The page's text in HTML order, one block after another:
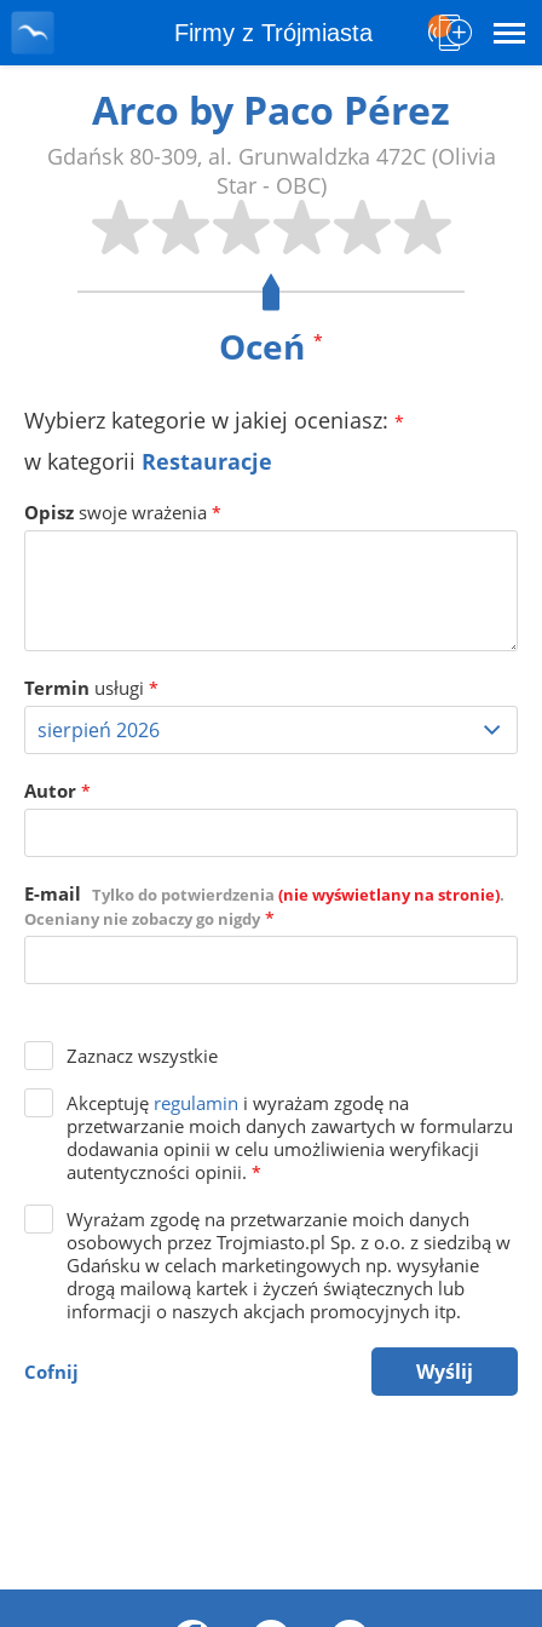
Firmy z Trójmiasta
Arco by Paco Pérez
Gdańsk 80-309, al. Grunwaldzka 472C (Olivia
Star - OBC)
Oceń *
Wybierz kategorie w jakiej oceniasz: *
w kategorii Restauracje
Opisz swoje wrażenia *
Termin usługi *
Autor *
E-mail Tylko do potwierdzenia (nie wyświetlany na stronie).
Oceniany nie zobaczy go nigdy *
Zaznacz wszystkie
Akceptuję regulamin i wyrażam zgodę na
przetwarzanie moich danych zawartych w formularzu
dodawania opinii w celu umożliwienia weryfikacji
autentyczności opinii. *
Wyrażam zgodę na przetwarzanie moich danych
osobowych przez Trojmiasto.pl Sp. z o.o. z siedzibą w
Gdańsku w celach marketingowych np. wysyłanie
drogą mailową kartek i życzeń świątecznych lub
informacji o naszych akcjach promocyjnych itp.
Cofnij Wyślij